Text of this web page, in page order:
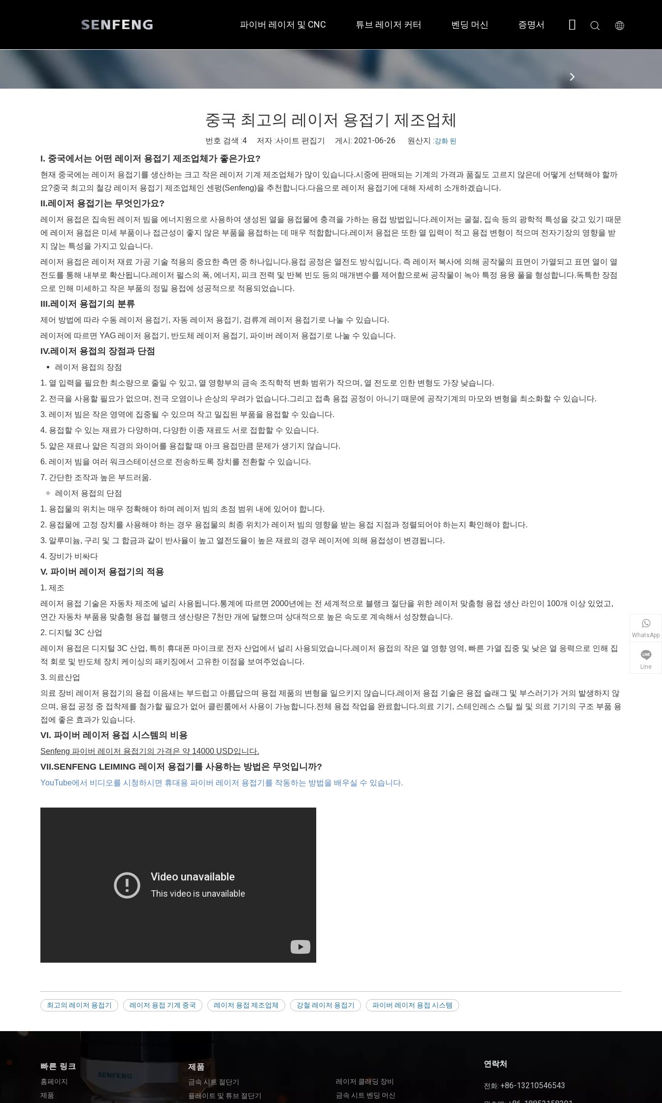
파이버 레이저 및 CNC 튜브 레이저 커터 벤딩 머신 증명서 회사 소개
중국 최고의 레이저 용접기 제조업체
번호 검색 :4 저자 :사이트 편집기 게시: 2021-06-26 원산지 :강화 된
I. 중국에서는 어떤 레이저 용접기 제조업체가 좋은가요?
현재 중국에는 레이저 용접기를 생산하는 크고 작은 레이저 기계 제조업체가 많이 있습니다.시중에 판매되는 기계의 가격과 품질도 고르지 않은데 어떻게 선택해야 할까
요?중국 최고의 철강 레이저 용접기 제조업체인 센펑(Senfeng)을 추천합니다.다음으로 레이저 용접기에 대해 자세히 소개하겠습니다.
II.레이저 용접기는 무엇인가요?
레이저 용접은 집속된 레이저 빔을 에너지원으로 사용하여 생성된 열을 용접물에 충격을 가하는 용접 방법입니다.레이저는 굴절, 집속 등의 광학적 특성을 갖고 있기 때문
에 레이저 용접은 미세 부품이나 접근성이 좋지 않은 부품을 용접하는 데 매우 적합합니다.레이저 용접은 또한 열 입력이 적고 용접 변형이 적으며 전자기장의 영향을 받
지 않는 특성을 가지고 있습니다.
레이저 용접은 레이저 재료 가공 기술 적용의 중요한 측면 중 하나입니다.용접 공정은 열전도 방식입니다. 즉 레이저 복사에 의해 공작물의 표면이 가열되고 표면 열이 열
전도를 통해 내부로 확산됩니다.레이저 펄스의 폭, 에너지, 피크 전력 및 반복 빈도 등의 매개변수를 제어함으로써 공작물이 녹아 특정 용융 풀을 형성합니다.독특한 장점
으로 인해 미세하고 작은 부품의 정밀 용접에 성공적으로 적용되었습니다.
III.레이저 용접기의 분류
제어 방법에 따라 수동 레이저 용접기, 자동 레이저 용접기, 검류계 레이저 용접기로 나눌 수 있습니다.
레이저에 따르면 YAG 레이저 용접기, 반도체 레이저 용접기, 파이버 레이저 용접기로 나눌 수 있습니다.
IV.레이저 용접의 장점과 단점
레이저 용접의 장점
1. 열 입력을 필요한 최소량으로 줄일 수 있고, 열 영향부의 금속 조직학적 변화 범위가 작으며, 열 전도로 인한 변형도 가장 낮습니다.
2. 전극을 사용할 필요가 없으며, 전극 오염이나 손상의 우려가 없습니다.그리고 접촉 용접 공정이 아니기 때문에 공작기계의 마모와 변형을 최소화할 수 있습니다.
3. 레이저 빔은 작은 영역에 집중될 수 있으며 작고 밀집된 부품을 용접할 수 있습니다.
4. 용접할 수 있는 재료가 다양하며, 다양한 이종 재료도 서로 접합할 수 있습니다.
5. 얇은 재료나 얇은 직경의 와이어를 용접할 때 아크 용접만큼 문제가 생기지 않습니다.
6. 레이저 빔을 여러 워크스테이션으로 전송하도록 장치를 전환할 수 있습니다.
7. 간단한 조작과 높은 부드러움.
레이저 용접의 단점
1. 용접물의 위치는 매우 정확해야 하며 레이저 빔의 초점 범위 내에 있어야 합니다.
2. 용접물에 고정 장치를 사용해야 하는 경우 용접물의 최종 위치가 레이저 빔의 영향을 받는 용접 지점과 정렬되어야 하는지 확인해야 합니다.
3. 알루미늄, 구리 및 그 합금과 같이 반사율이 높고 열전도율이 높은 재료의 경우 레이저에 의해 용접성이 변경됩니다.
4. 장비가 비싸다
V. 파이버 레이저 용접기의 적용
1. 제조
레이저 용접 기술은 자동차 제조에 널리 사용됩니다.통계에 따르면 2000년에는 전 세계적으로 블랭크 절단을 위한 레이저 맞춤형 용접 생산 라인이 100개 이상 있었고,
연간 자동차 부품용 맞춤형 용접 블랭크 생산량은 7천만 개에 달했으며 상대적으로 높은 속도로 계속해서 성장했습니다.
2. 디지털 3C 산업
레이저 용접은 디지털 3C 산업, 특히 휴대폰 마이크로 전자 산업에서 널리 사용되었습니다.레이저 용접의 작은 열 영향 영역, 빠른 가열 집중 및 낮은 열 응력으로 인해 집
적 회로 및 반도체 장치 케이싱의 패키징에서 고유한 이점을 보여주었습니다.
3. 의료산업
의료 장비 레이저 용접기의 용접 이음새는 부드럽고 아름답으며 용접 제품의 변형을 일으키지 않습니다.레이저 용접 기술은 용접 슬래그 및 부스러기가 거의 발생하지 않
으며, 용접 공정 중 접착제를 첨가할 필요가 없어 클린룸에서 사용이 가능합니다.전체 용접 작업을 완료합니다.의료 기기, 스테인레스 스틸 씰 및 의료 기기의 구조 부품 용
접에 좋은 효과가 있습니다.
VI. 파이버 레이저 용접 시스템의 비용
Senfeng 파이버 레이저 용접기의 가격은 약 14000 USD입니다.
VII.SENFENG LEIMING 레이저 용접기를 사용하는 방법은 무엇입니까?
YouTube에서 비디오를 시청하시면 휴대용 파이버 레이저 용접기를 작동하는 방법을 배우실 수 있습니다.
최고의 레이저 용접기 레이저 용접 기계 중국 레이저 용접 제조업체 강철 레이저 용접기 파이버 레이저 용접 시스템
빠른 링크
홈페이지
제품
제품
금속 시트 절단기
플레이트 및 튜브 절단기
레이저 클래딩 장비
금속 시트 벤딩 머신
WhatsApp
Line
연락처
전화: +86-13210546543